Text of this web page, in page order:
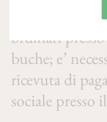
Riservato a
ordinari
buche; e’
ricevuta di
sociale presso